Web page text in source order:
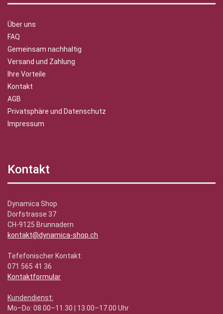
Über uns
FAQ
Gemeinsam nachhaltig
Versand und Zahlung
Ihre Vorteile
Kontakt
AGB
Privatsphäre und Datenschutz
Impressum
Kontakt
Dynamica Shop
Dorfstrasse 37
CH-9125 Brunnadern
kontakt@dynamica-shop.ch
Tefefonischer Kontakt:
071 565 41 36
Kontaktformular
Kundendienst:
Mo–Do: 08.00–11.30 | 13.00–17.00 Uhr